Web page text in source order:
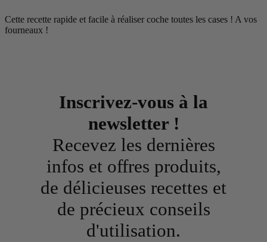
Cette recette rapide et facile à réaliser coche toutes les cases ! A vos
fourneaux !
Inscrivez-vous à la
newsletter !
Recevez les dernières
infos et offres produits,
de délicieuses recettes et
de précieux conseils
d'utilisation.